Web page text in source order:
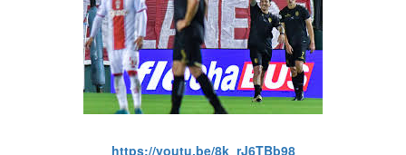
https://youtu.be/8k_rJ6TBb98